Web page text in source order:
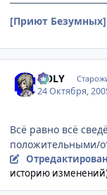
[Приют Безумных]
HOLY
24 Октября,
Всё равно всё
положительными/
историю